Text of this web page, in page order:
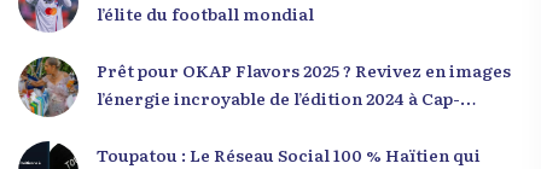
l’élite du football mondial
Prêt pour OKAP Flavors 2025 ? Revivez en images
l’énergie incroyable de l’édition 2024 à Cap-
Toupatou : Le Réseau Social 100 % Haïtien qui